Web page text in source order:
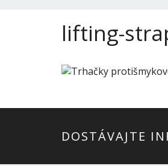
lifting-
DOSTÁVAJTE